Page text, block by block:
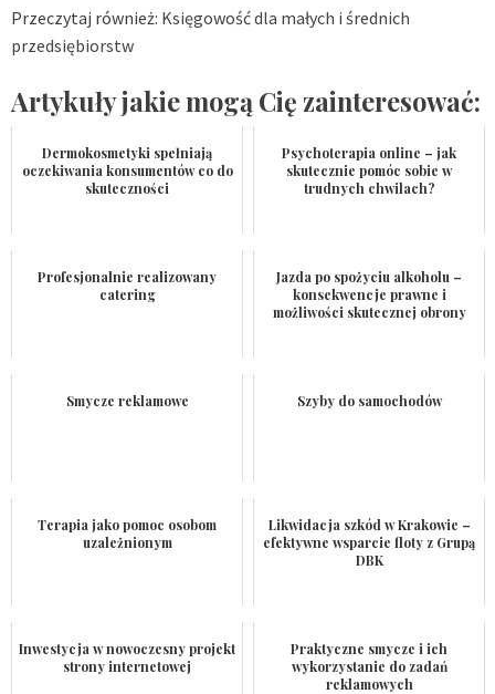
Przeczytaj również: Księgowość dla małych i średnich
przedsiębiorstw
Artykuły jakie mogą Cię zainteresować:
Dermokosmetyki spełniają
oczekiwania konsumentów co do
skuteczności
Psychoterapia online – jak
skutecznie pomóc sobie w
trudnych chwilach?
Profesjonalnie realizowany
catering
Jazda po spożyciu alkoholu –
konsekwencje prawne i
możliwości skutecznej obrony
Smycze reklamowe Szyby do samochodów
Terapia jako pomoc osobom
uzależnionym
Likwidacja szkód w Krakowie –
efektywne wsparcie floty z Grupą
DBK
Inwestycja w nowoczesny projekt
strony internetowej
Praktyczne smycze i ich
wykorzystanie do zadań
reklamowych